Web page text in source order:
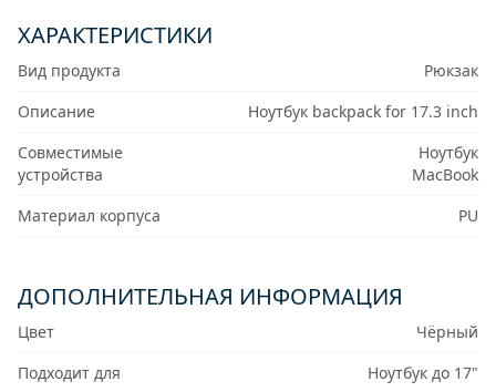
ХАРАКТЕРИСТИКИ
Вид продукта
Рюкзак
Описание
Ноутбук backpack for 17.3 inch
Совместимые
устройства
Ноутбук
MacBook
Материал корпуса
PU
ДОПОЛНИТЕЛЬНАЯ ИНФОРМАЦИЯ
Цвет
Чёрный
Подходит для
Ноутбук до 17"